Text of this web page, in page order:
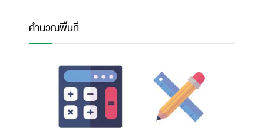
คำนวณพื้นที่